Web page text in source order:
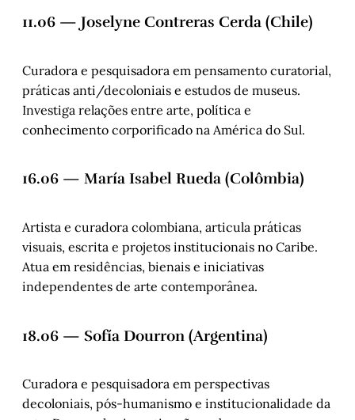
11.06 — Joselyne Contreras Cerda (Chile)
Curadora e pesquisadora em pensamento curatorial,
práticas anti/decoloniais e estudos de museus.
Investiga relações entre arte, política e
conhecimento corporificado na América do Sul.
16.06 — María Isabel Rueda (Colômbia)
Artista e curadora colombiana, articula práticas
visuais, escrita e projetos institucionais no Caribe.
Atua em residências, bienais e iniciativas
independentes de arte contemporânea.
18.06 — Sofía Dourron (Argentina)
Curadora e pesquisadora em perspectivas
decoloniais, pós-humanismo e institucionalidade da